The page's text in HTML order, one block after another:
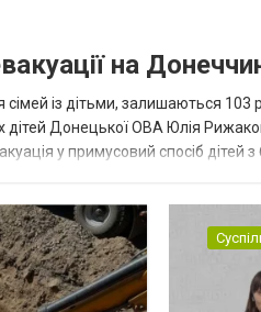
на
із дітьми, залишаються
дітей Донецької ОВА Юлія
у примусовий спосіб дітей